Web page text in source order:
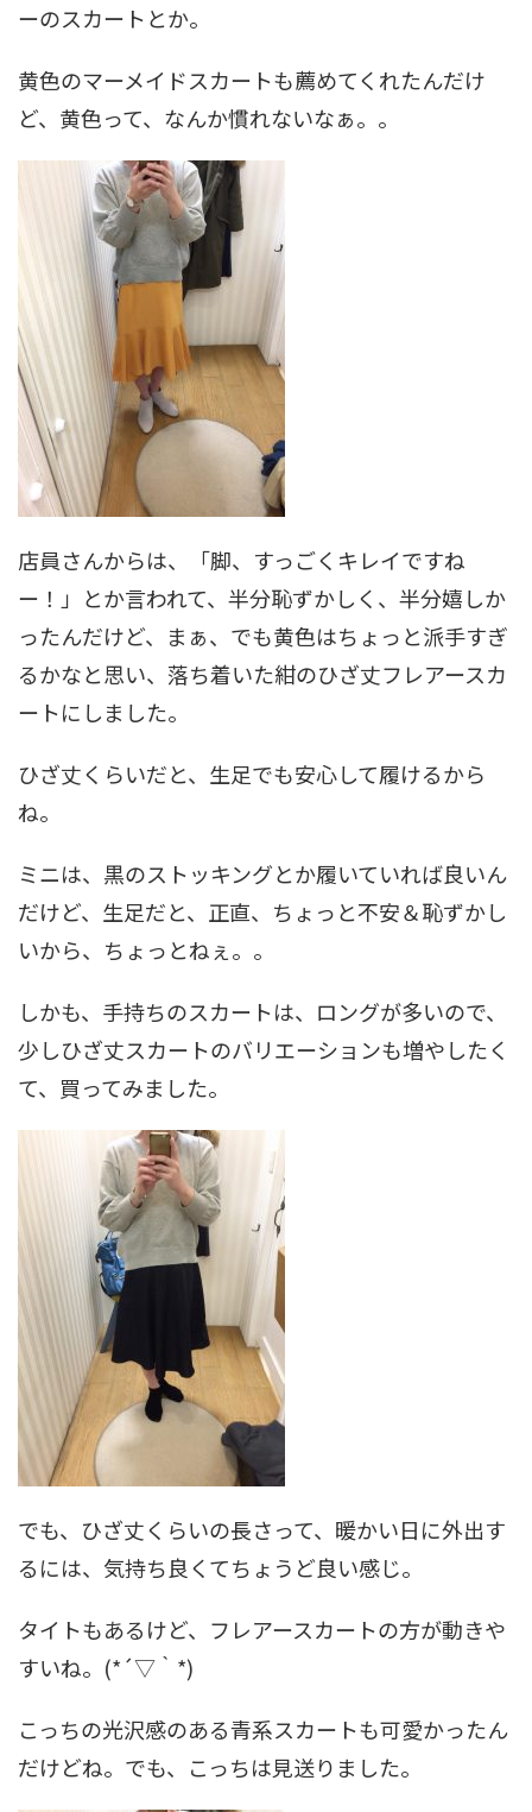
ーのスカートとか。
黄色のマーメイドスカートも薦めてくれたんだけ
ど、黄色って、なんか慣れないなぁ。。
店員さんからは、「脚、すっごくキレイですね
ー！」とか言われて、半分恥ずかしく、半分嬉しか
ったんだけど、まぁ、でも黄色はちょっと派手すぎ
るかなと思い、落ち着いた紺のひざ丈フレアースカ
ートにしました。
ひざ丈くらいだと、生足でも安心して履けるから
ね。
ミニは、黒のストッキングとか履いていれば良いん
だけど、生足だと、正直、ちょっと不安＆恥ずかし
いから、ちょっとねぇ。。
しかも、手持ちのスカートは、ロングが多いので、
少しひざ丈スカートのバリエーションも増やしたく
て、買ってみました。
でも、ひざ丈くらいの長さって、暖かい日に外出す
るには、気持ち良くてちょうど良い感じ。
タイトもあるけど、フレアースカートの方が動きや
すいね。(*´▽｀*)
こっちの光沢感のある青系スカートも可愛かったん
だけどね。でも、こっちは見送りました。